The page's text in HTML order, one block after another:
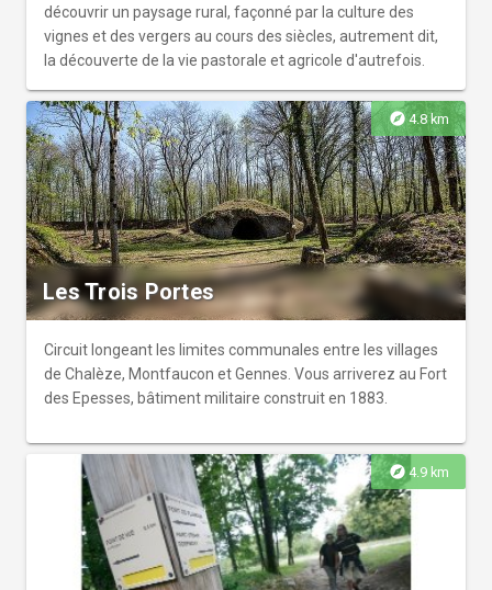
découvrir un paysage rural, façonné par la culture des
vignes et des vergers au cours des siècles, autrement dit,
la découverte de la vie pastorale et agricole d'autrefois.
explore4.8 km
Les Trois Portes
Circuit longeant les limites communales entre les villages
de Chalèze, Montfaucon et Gennes. Vous arriverez au Fort
des Epesses, bâtiment militaire construit en 1883.
explore 4.9 km